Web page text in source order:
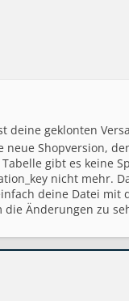
deine geklonten
neue Shopversion,
gibt es keine
nicht mehr.
deine Datei mit
Änderungen zu